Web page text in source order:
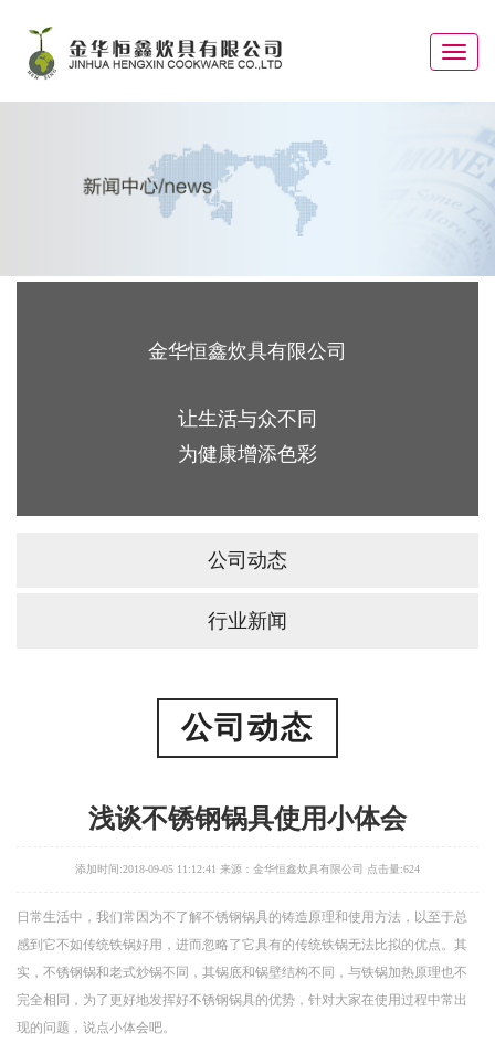
Toggle
金华恒鑫炊具有限公司
让生活与众不同
为健康增添色彩
公司动态
行业新闻
公司动态
浅谈不锈钢锅具使用小体会
添加时间:2018-09-05 11:12:41 来源：金华恒鑫炊具有限公司 点击量:624
日常生活中，我们常因为不了解不锈钢锅具的铸造原理和使用方法，以至于总
感到它不如传统铁锅好用，进而忽略了它具有的传统铁锅无法比拟的优点。其
实，不锈钢锅和老式炒锅不同，其锅底和锅壁结构不同，与铁锅加热原理也不
完全相同，为了更好地发挥好不锈钢锅具的优势，针对大家在使用过程中常出
现的问题，说点小体会吧。